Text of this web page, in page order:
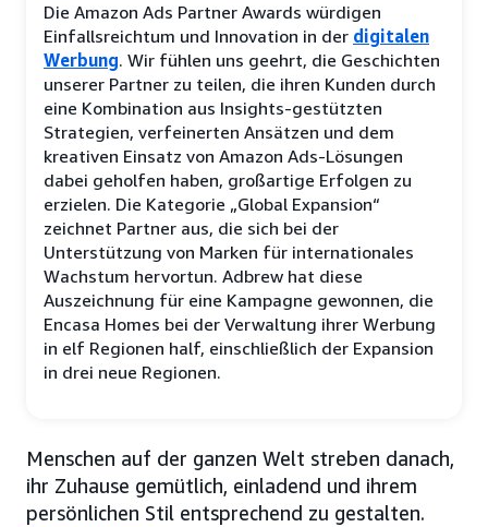
Die Amazon Ads Partner Awards würdigen
Einfallsreichtum und Innovation in der digitalen
Werbung. Wir fühlen uns geehrt, die Geschichten
unserer Partner zu teilen, die ihren Kunden durch
eine Kombination aus Insights-gestützten
Strategien, verfeinerten Ansätzen und dem
kreativen Einsatz von Amazon Ads-Lösungen
dabei geholfen haben, großartige Erfolgen zu
erzielen. Die Kategorie „Global Expansion“
zeichnet Partner aus, die sich bei der
Unterstützung von Marken für internationales
Wachstum hervortun. Adbrew hat diese
Auszeichnung für eine Kampagne gewonnen, die
Encasa Homes bei der Verwaltung ihrer Werbung
in elf Regionen half, einschließlich der Expansion
in drei neue Regionen.
Menschen auf der ganzen Welt streben danach,
ihr Zuhause gemütlich, einladend und ihrem
persönlichen Stil entsprechend zu gestalten.